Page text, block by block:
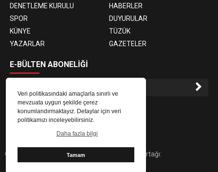
Veri politikasındaki amaçlarla sınırlı ve
mevzuata uygun şekilde çerez
konumlandırmaktayız. Detaylar için veri
politikamızı inceleyebilirsiniz.
Daha fazla bilgi
Tamam
DENETLEME KURULU
HABERLER
SPOR
DUYURULAR
KÜNYE
TÜZÜK
YAZARLAR
GAZETELER
E-BÜLTEN ABONELİĞİ
E-Bülten aboneliği ile haberlere daha hızlı erişin.
Copyright © 2025 abb61.com | Dijital Çözüm Ortağı:
61medya.com.tr